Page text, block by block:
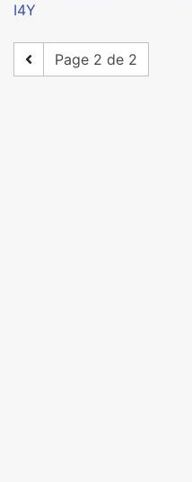
I4Y
Page 2 de 2